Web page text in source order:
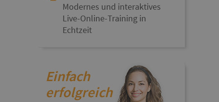
Modernes und interaktives
Live-Online-Training in
Echtzeit
Einfach
erfolgreich